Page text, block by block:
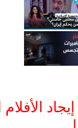
الأفلام